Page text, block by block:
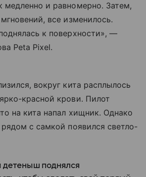
медленно и равномерно. Затем,
все изменилось.
к поверхности», —
Peta Pixel.
вокруг кита расплылось
красной крови. Пилот
на кита напал хищник. Однако
с самкой появился светло-
поднялся